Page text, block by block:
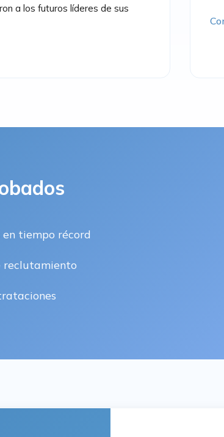
a los futuros líderes de sus
tiempo récord
reclutamiento